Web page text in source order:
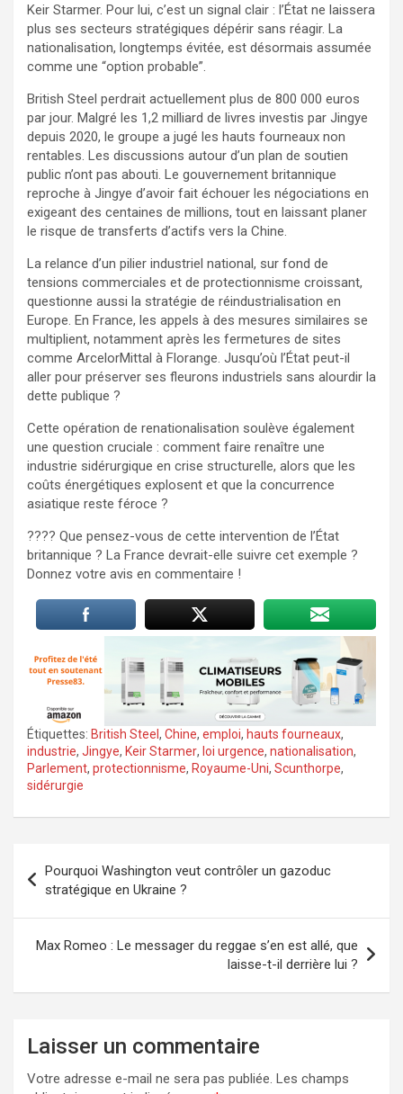
Keir Starmer. Pour lui, c’est un signal clair : l’État ne laissera
plus ses secteurs stratégiques dépérir sans réagir. La
nationalisation, longtemps évitée, est désormais assumée
comme une “option probable”.
British Steel perdrait actuellement plus de 800 000 euros
par jour. Malgré les 1,2 milliard de livres investis par Jingye
depuis 2020, le groupe a jugé les hauts fourneaux non
rentables. Les discussions autour d’un plan de soutien
public n’ont pas abouti. Le gouvernement britannique
reproche à Jingye d’avoir fait échouer les négociations en
exigeant des centaines de millions, tout en laissant planer
le risque de transferts d’actifs vers la Chine.
La relance d’un pilier industriel national, sur fond de
tensions commerciales et de protectionnisme croissant,
questionne aussi la stratégie de réindustrialisation en
Europe. En France, les appels à des mesures similaires se
multiplient, notamment après les fermetures de sites
comme ArcelorMittal à Florange. Jusqu’où l’État peut-il
aller pour préserver ses fleurons industriels sans alourdir la
dette publique ?
Cette opération de renationalisation soulève également
une question cruciale : comment faire renaître une
industrie sidérurgique en crise structurelle, alors que les
coûts énergétiques explosent et que la concurrence
asiatique reste féroce ?
???? Que pensez-vous de cette intervention de l’État
britannique ? La France devrait-elle suivre cet exemple ?
Donnez votre avis en commentaire !
Étiquettes: British Steel , Chine, emploi, hauts fourneaux,
industrie, Jingye, Keir Starmer, loi urgence, nationalisation,
Parlement, protectionnisme, Royaume-Uni, Scunthorpe,
sidérurgie
de
l’article
Pourquoi Washington veut contrôler un gazoduc
stratégique en Ukraine ?
Max Romeo : Le messager du reggae s’en est allé, que
laisse-t-il derrière lui ?
Laisser un commentaire
Votre adresse e-mail ne sera pas publiée. Les champs